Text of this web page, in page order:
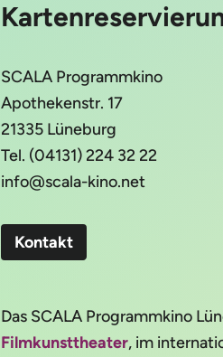
SCALA Programmkino
Apothekenstr. 17
21335 Lüneburg
Tel. (04131) 224 32 22
info@scala-kino.net
Kontakt
Das SCALA Programmkino
Filmkunsttheater, im